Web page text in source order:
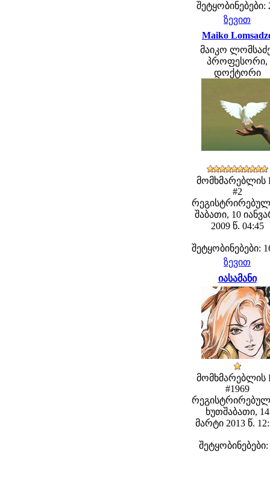
შეტყობინებები:
ზევით
Maiko
მაიკო
პროფესორი,
დოქტორი
მომხმარებლის
#2
შაბათი, 10
2009 წ. 04:45
შეტყობინებები:
ზევით
იასამანი
მომხმარებლის
#1969
ხუთშაბათი, 14
მარტი 2013 წ.
შეტყობინებები: